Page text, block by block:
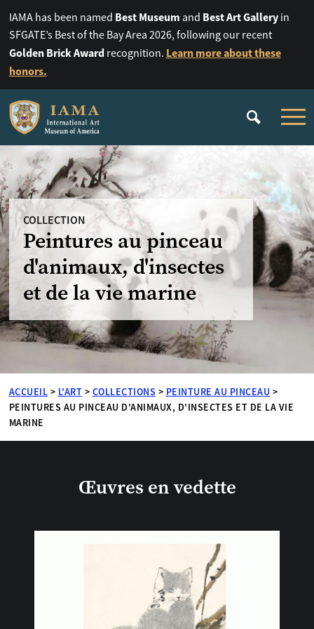
IAMA has been named Best Museum and Best Art Galleryin
SFGATE’s Best of the Bay Area 2026, following our recent
Golden Brick Awardrecognition. Learn more about these
honors.
COLLECTION
Peintures au pinceau
d'animaux, d'insectes
et de la vie marine
ACCUEIL > L'ART > COLLECTIONS > PEINTURE AU PINCEAU >
PEINTURES AU PINCEAU D'ANIMAUX, D'INSECTES ET DE LA VIE
MARINE
Œuvres en vedette